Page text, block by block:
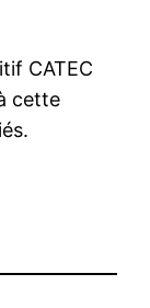
CATEC
cette